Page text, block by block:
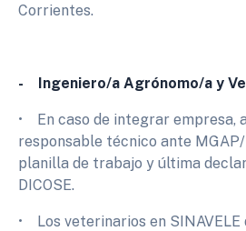
Corrientes.
- Ingeniero/a Agrónomo/a y
• En caso de integrar empresa,
responsable técnico ante
planilla de trabajo y última
DICOSE.
• Los veterinarios en